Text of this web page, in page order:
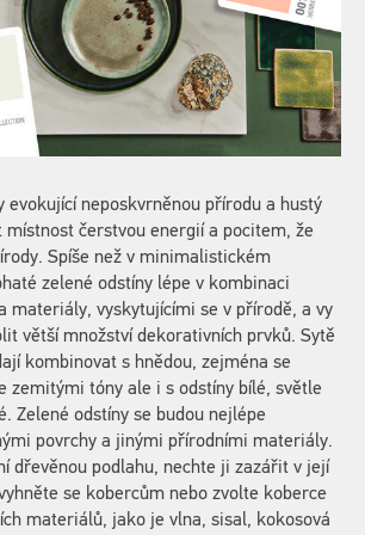
evokující neposkvrněnou přírodu a hustý
místnost čerstvou energií a pocitem, že
Spíše než v minimalistickém
zelené odstíny lépe v kombinaci
materiály, vyskytujícími se v přírodě, a vy
větší množství dekorativních prvků. Sytě
kombinovat s hnědou, zejména se
zemitými tóny ale i s odstíny bílé, světle
Zelené odstíny se budou nejlépe
povrchy a jinými přírodními materiály.
dřevěnou podlahu, nechte ji zazářit v její
se kobercům nebo zvolte koberce
materiálů, jako je vlna, sisal, kokosová